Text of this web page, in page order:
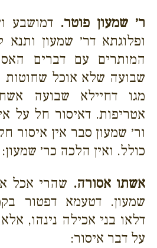
ר׳ שמעון פוטר. דמושבע
ופלוגתא דר׳ שמעון
המותרים עם דברים
שבועה שלא אוכל שחוטות
מגו דחיילא שבועה
אטריפות. דאיסור חל על
ור׳ שמעון סבר אין איסור
כולל. ואין הלכה כר׳ שמעון:
אשתו אסורה. שהרי אכל
שמעון. דטעמא דפטור
דלאו בני אכילה נינהו,
על דבר איסור: